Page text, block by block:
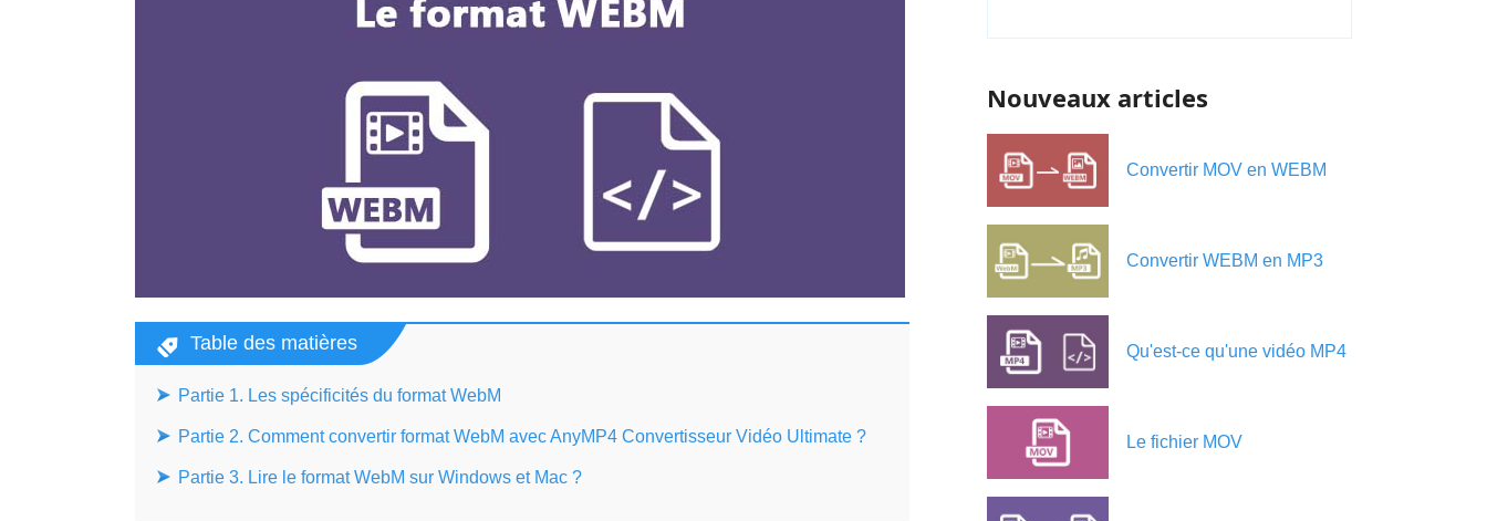
Table des matières
Partie 1. Les spécificités du format WebM
Partie 2. Comment convertir format WebM avec AnyMP4 Convertisseur Vidéo Ultimate ?
Partie 3. Lire le format WebM sur Windows et Mac ?
Nouveaux articles
Convertir MOV en WEBM
Convertir WEBM en MP3
Qu'est-ce qu'une vidéo MP4
Le fichier MOV